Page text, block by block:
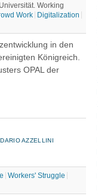
Working
Work
Digitalization
in den
Königreich.
OPAL der
AZZELLINI
Workers' Struggle